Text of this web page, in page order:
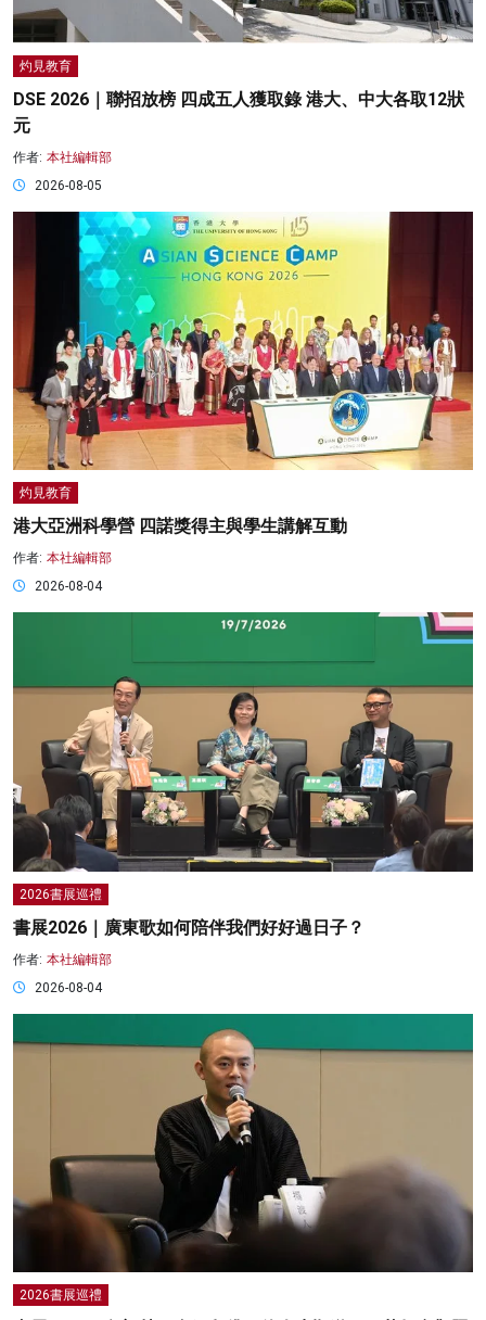
灼見教育
DSE 2026｜聯招放榜 四成五人獲取錄 港大、中大各取12狀
元
作者: 本社編輯部
2026-08-05
灼見教育
港大亞洲科學營 四諾獎得主與學生講解互動
作者: 本社編輯部
2026-08-04
2026書展巡禮
書展2026｜廣東歌如何陪伴我們好好過日子？
作者: 本社編輯部
2026-08-04
2026書展巡禮